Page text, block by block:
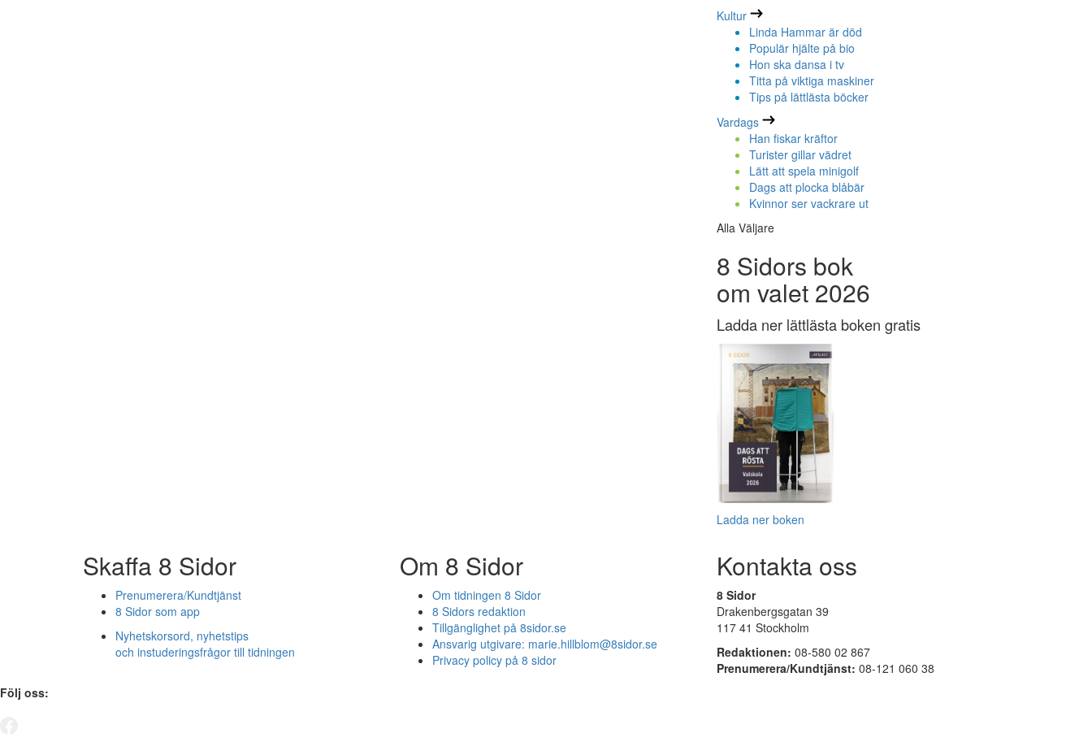
Kultur
Linda Hammar är död
Populär hjälte på bio
Hon ska dansa i tv
Titta på viktiga maskiner
Tips på lättlästa böcker
Vardags
Han fiskar kräftor
Turister gillar vädret
Lätt att spela minigolf
Dags att plocka blåbär
Kvinnor ser vackrare ut
Alla Väljare
8 Sidors bok
om valet 2026
Ladda ner lättlästa boken gratis
Ladda ner boken
Skaffa 8 Sidor
Prenumerera/Kundtjänst
8 Sidor som app
Nyhetskorsord, nyhetstips
och instuderingsfrågor till tidningen
Om 8 Sidor
Om tidningen 8 Sidor
8 Sidors redaktion
Tillgänglighet på 8sidor.se
Ansvarig utgivare: marie.hillblom@8sidor.se
Privacy policy på 8 sidor
Kontakta oss
8 Sidor
Drakenbergsgatan 39
117 41 Stockholm
Redaktionen: 08-580 02 867
Prenumerera/Kundtjänst: 08-121 060 38
Följ oss: